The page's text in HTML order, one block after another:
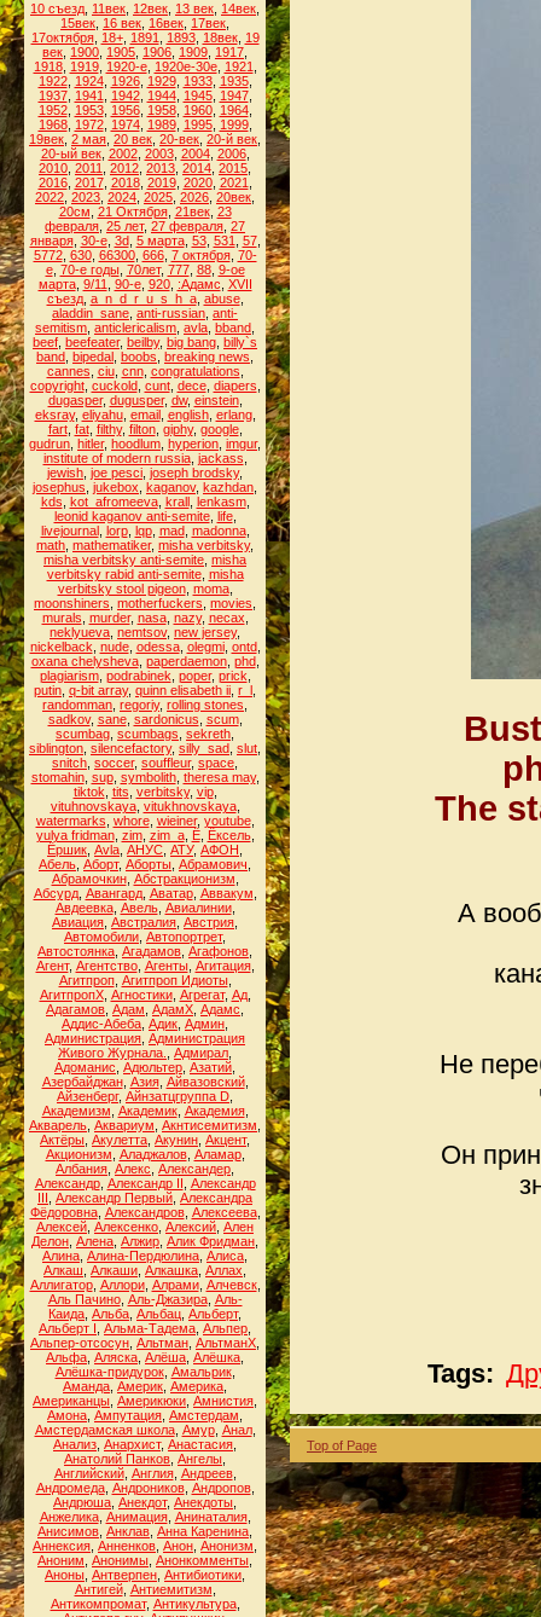
10 съезд 11век 12век 13 век 14век
15век 16 век 16век 17век
17октября, 18+, 1891 1893, 18век, 19
век 1900 1905 1906 1909 1917
1918, 1919, 1920-е, 1920е-30е, 1921
1922, 1924, 1926, 1929, 1933, 1935,
1937, 1941 1942, 1944, 1945, 1947,
1952, 1953, 1956, 1958, 1960, 1964,
1968, 1972, 1974, 1989, 1995, 1999,
19век 2 мая 20 век 20-век 20-й век
20-ый век, 2002, 2003, 2004, 2006,
2010 2011 2012 2013 2014 2015
2016, 2017, 2018, 2019, 2020, 2021
2022 2023 2024 2025 2026 20век
20см 21 Октября, 21век, 23
февраля 25 лет, 27 февраля 27
января, 30-е, 3d, 5 марта, 53, 531 57,
5772, 630, 66300, 666, 7 октября, 70-
е, 70-е годы, 70лет, 777, 88, 9-ое
марта, 9/11 90-е, 920, :Адамс XVII
съезд, a_n_d_r_u_s_h_a, abuse,
aladdin_sane anti-russian anti-
semitism anticlericalism avla bband
beef beefeater, beilby, big bang billy`s
band bipedal boobs breaking news
cannes ciu, cnn, congratulations
copyright, cuckold, cunt, dece, diapers
dugasper, dugusper, dw, einstein,
eksray, eliyahu, email, english, erlang,
fart, fat, filthy, filton, giphy, google,
gudrun hitler, hoodlum hyperion imgur,
institute of modern russia, jackass
jewish joe pesci joseph brodsky,
josephus jukebox kaganov, kazhdan
kds kot_afromeeva, krall, lenkasm,
leonid kaganov anti-semite, life,
livejournal, lorp, lqp, mad, madonna,
math mathematiker, misha verbitsky,
misha verbitsky anti-semite misha
verbitsky rabid anti-semite, misha
verbitsky stool pigeon, moma,
moonshiners motherfuckers movies
murals murder, nasa, nazy, necax
neklyueva nemtsov, new jersey,
nickelback nude, odessa, olegmi, ontd,
oxana chelysheva, paperdaemon, phd,
plagiarism, podrabinek poper, prick
putin q-bit array, quinn elisabeth ii r_l
randomman regoriy, rolling stones
sadkov, sane, sardonicus scum,
scumbag scumbags sekreth
siblington silencefactory, silly_sad slut
snitch soccer, souffleur, space
stomahin, sup, symbolith, theresa may,
tiktok tits verbitsky, vip,
vituhnovskaya, vitukhnovskaya,
watermarks whore, wieiner, youtube,
yulya fridman, zim, zim_a, Ё, Ёксель,
Ёршик Аvla АНУС АТУ, АФОН
Абель Аборт, Аборты Абрамович
Абрамочкин, Абстракционизм
Абсурд, Авангард, Аватар, Аввакум
Авдеевка, Авель, Авиалинии,
Авиация Австралия Австрия
Автомобили Автопортрет,
Автостоянка Агадамов Агафонов
Агент, Агентство, Агенты, Агитация,
Агитпроп, Агитпроп Идиоты,
АгитпропХ, Агностики, Агрегат, Ад,
Адагамов Адам АдамХ Адамс
Аддис-Абеба Адик Админ
Администрация Администрация
Живого Журнала.
Адмирал
Адоманис Адюльтер Азатий
Азербайджан, Азия, Айвазовский,
Айзенберг, Айнзатцгруппа D
Академизм Академик, Академия,
Акварель Аквариум Акнтисемитизм
Актёры Акулетта Акунин Акцент,
Акционизм Аладжалов, Аламар,
Албания Алекс Александер
Александр, Александр II Александр
III Александр Первый Александра
Фёдоровна, Александров, Алексеева,
Алексей Алексенко Алексий Ален
Делон Алена Алжир Алик Фридман
Алина Алина-Пердюлина Алиса
Алкаш Алкаши Алкашка Аллах
Аллигатор, Аллори, Алрами, Алчевск,
Аль Пачино, Аль-Джазира, Аль-
Каида Альба Альбац Альберт,
Альберт I Альма-Тадема Альпер
Альпер-отсосун Альтман АльтманХ
Альфа Аляска Алёша Алёшка
Алёшка-придурок, Амальрик,
Аманда Америк Америка
Американцы Америкюки Амнистия
Амона Ампутация Амстердам
Амстердамская школа, Амур, Анал,
Анализ Анархист, Анастасия
Анатолий Панков Ангелы
Английский, Англия, Андреев,
Андромеда, Андроников, Андропов,
Андрюша Анекдот, Анекдоты
Анжелика, Анимация, Анинаталия,
Анисимов Анклав Анна Каренина
Аннексия Анненков Анон Анонизм
Аноним Анонимы Анонкомменты
Аноны Антверпен Антибиотики
Антигей, Антиемитизм
Антикомпромат, Антикультура,
The
А
Не
Он
Tags:
Top of Page